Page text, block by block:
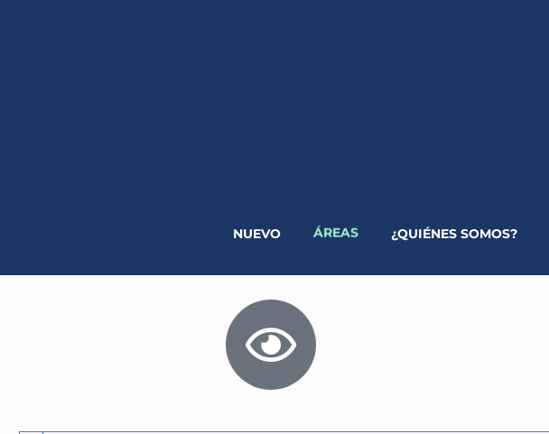
NUEVO ÁREAS ¿QUIÉNES SOMOS?